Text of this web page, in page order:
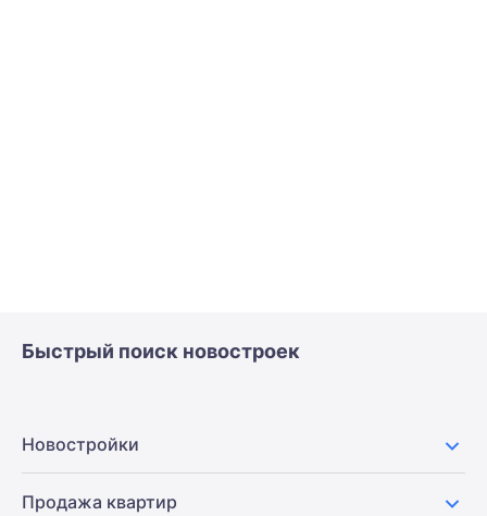
Быстрый поиск новостроек
Новостройки
Продажа квартир